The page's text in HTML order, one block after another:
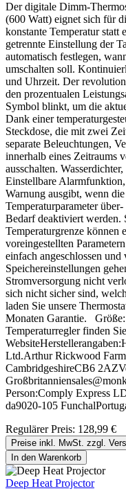
Der digitale Dimm-
(600 Watt) eignet sich für
konstante Temperatur
getrennte Einstellung der
automatisch festlegen,
umschalten soll.
und Uhrzeit. Der
den prozentualen
Symbol blinkt, um die
Dank einer
Steckdose, die mit zwei
separate Beleuchtungen,
innerhalb eines Zeitraums
ausschalten.
Einstellbare
Warnung ausgibt, wenn
Temperaturparameter
Bedarf deaktiviert werden.
Temperaturgrenze können
voreingestellten
einfach angeschlossen
Speichereinstellungen
Stromversorgung nicht
sich nicht sicher sind,
laden Sie unsere
Monaten Garantie.
Temperaturregler finden
Ltd.Arthur Rickwood
CambridgeshireCB6
Person:Comply Express
da9020-105
Regulärer Preis: 128,99 €
Preise inkl. MwSt. zzgl.
In den Warenkorb
Deep Heat Projector